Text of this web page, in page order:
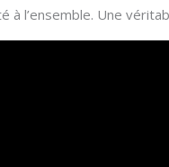
à l’ensemble. Une